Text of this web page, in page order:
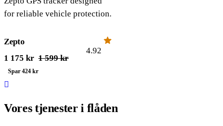
599 kr.
175 kr.
Zepto
1 599kr
Den
oprindelige
pris
1
1 175 kr
Den
aktuelle
pris
1
Spar 424 kr
4.92
Vores tjenester i flåden